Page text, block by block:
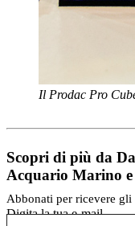
Il Prodac Pro
Scopri di più da
Acquario Marino e
Abbonati per ricevere
Digita la tua e-mail...